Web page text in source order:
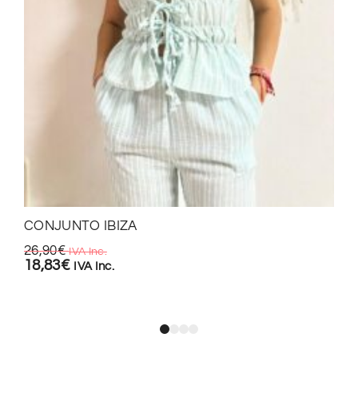
CONJUNTO IBIZA
26,90€ IVA Inc.
18,83€ IVA Inc.